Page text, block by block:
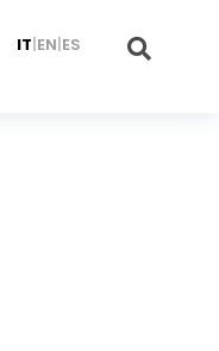
IT|EN|ES